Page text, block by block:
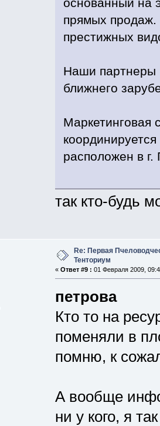
прямых
престижных
Наши партнеры
ближнего
Маркетинговая
расположен в
так кто-будь
Re: Первая
Тенториум
« Ответ #9 : 01 Февраля 2009,
петрова
Кто то на
поменяли в
помню, к
А вообще
ни у кого, я